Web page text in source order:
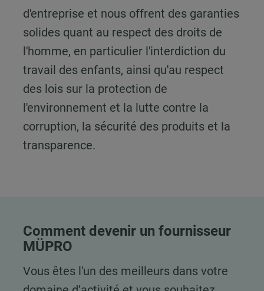
d'entreprise et nous offrent des garanties
solides quant au respect des droits de
l'homme, en particulier l'interdiction du
travail des enfants, ainsi qu'au respect
des lois sur la protection de
l'environnement et la lutte contre la
corruption, la sécurité des produits et la
transparence.
Comment devenir un fournisseur
MÜPRO
Vous êtes l'un des meilleurs dans votre